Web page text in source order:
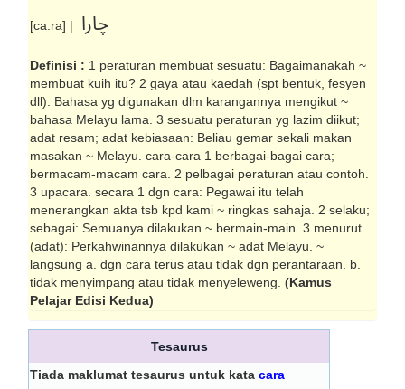
[ca.ra] | چارا
Definisi : 1 peraturan membuat sesuatu: Bagaimanakah ~
membuat kuih itu? 2 gaya atau kaedah (spt bentuk, fesyen
dll): Bahasa yg digunakan dlm karangannya mengikut ~
bahasa Melayu lama. 3 sesuatu peraturan yg lazim diikut;
adat resam; adat kebiasaan: Beliau gemar sekali makan
masakan ~ Melayu. cara-cara 1 berbagai-bagai cara;
bermacam-macam cara. 2 pelbagai peraturan atau contoh.
3 upacara. secara 1 dgn cara: Pegawai itu telah
menerangkan akta tsb kpd kami ~ ringkas sahaja. 2 selaku;
sebagai: Semuanya dilakukan ~ bermain-main. 3 menurut
(adat): Perkahwinannya dilakukan ~ adat Melayu. ~
langsung a. dgn cara terus atau tidak dgn perantara­an. b.
tidak menyimpang atau tidak menyeleweng. (Kamus
Pelajar Edisi Kedua)
Tesaurus
Tiada maklumat tesaurus untuk kata cara